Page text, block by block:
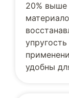
20% выше
удобны